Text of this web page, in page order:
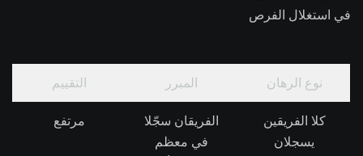
في استغلال الفرص
نوع الرهان المبرر التقييم
كلا الفريقين
يسجلان
الفريقان سجّلا
في معظم
مرتفع